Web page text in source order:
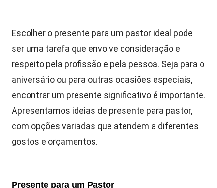
Escolher o presente para um pastor ideal pode
ser uma tarefa que envolve consideração e
respeito pela profissão e pela pessoa. Seja para o
aniversário ou para outras ocasiões especiais,
encontrar um presente significativo é importante.
Apresentamos ideias de presente para pastor,
com opções variadas que atendem a diferentes
gostos e orçamentos.
Presente para um Pastor